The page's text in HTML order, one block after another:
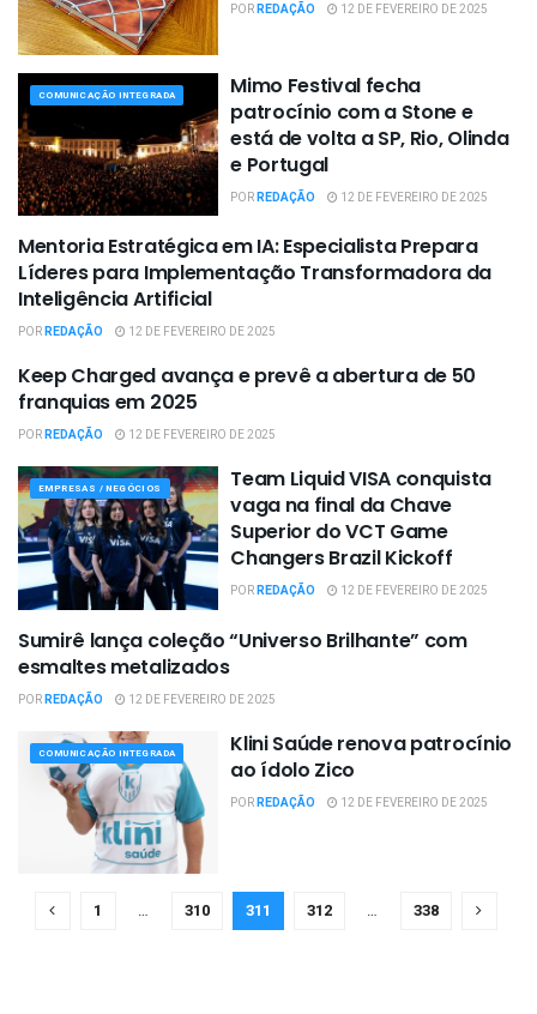
PORREDAÇÃO 12 DE FEVEREIRO DE 2025
COMUNICAÇÃO INTEGRADA
Mimo Festival fecha
patrocínio com a Stone e
está de volta a SP, Rio, Olinda
e Portugal
PORREDAÇÃO 12 DE FEVEREIRO DE 2025
EMPRESAS / NEGÓCIOS
Mentoria Estratégica em IA: Especialista Prepara
Líderes para Implementação Transformadora da
Inteligência Artificial
PORREDAÇÃO 12 DE FEVEREIRO DE 2025
EMPRESAS / NEGÓCIOS
Keep Charged avança e prevê a abertura de 50
franquias em 2025
PORREDAÇÃO 12 DE FEVEREIRO DE 2025
EMPRESAS / NEGÓCIOS
Team Liquid VISA conquista
vaga na final da Chave
Superior do VCT Game
Changers Brazil Kickoff
PORREDAÇÃO 12 DE FEVEREIRO DE 2025
EMPRESAS / NEGÓCIOS
Sumirê lança coleção “Universo Brilhante” com
esmaltes metalizados
PORREDAÇÃO 12 DE FEVEREIRO DE 2025
COMUNICAÇÃO INTEGRADA
Klini Saúde renova patrocínio
ao ídolo Zico
PORREDAÇÃO 12 DE FEVEREIRO DE 2025
1 … 310 311 312 … 338